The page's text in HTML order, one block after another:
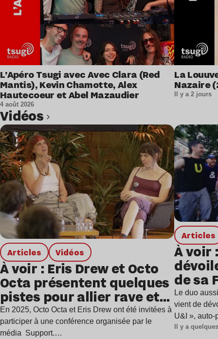
L’Apéro Tsugi avec Avec Clara (Red
Mantis), Kevin Chamotte, Alex
Hautecoeur et Abel Mazaudier
4 août 2026
La
Nazaire
Il y a 2 jours
Vidéos
Articles Vidéos
À voir : Eris Drew et Octo
Octa présentent quelques
pistes pour allier rave et
ère des écrans
harmonieusement
En 2025, Octo Octa et Eris Drew ont été invitées à
participer à une conférence organisée par le
média Support.…
Articles
À voir
de sa
avec
Le duo
vient de
U&I »,
Il y a
Lire l’article